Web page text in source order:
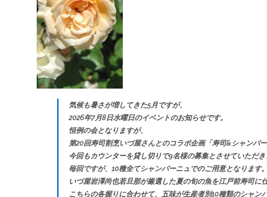
気候も暑さが増してきた5月ですが、
2026年7月8日水曜日のイベントのお知らせです。
恒例の会となりますが、
第20回寿司割烹いづ屋さんとのコラボ企画「寿司&シャンパ
今回もカウンターを貸し切りで9名様の募集とさせていただき
毎回ですが、10種全てシャンパーニュでのご用意となります。
いづ屋岩澤尚也若旦那が厳選した夏の旬の魚を江戸前寿司に
こちらの各握りに合わせて、五味が生産者別10種類のシャ